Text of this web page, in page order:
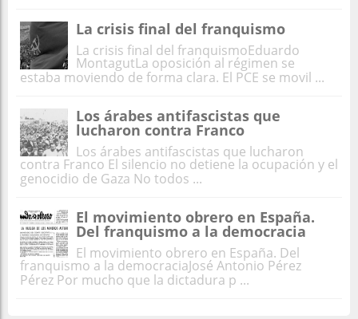
La crisis final del franquismo
La crisis final del franquismoEduardo
MontagutLa oposición al régimen se
estaba moviendo de forma clara. El PCE se movil ...
Los árabes antifascistas que
lucharon contra Franco
Los árabes antifascistas que lucharon
contra Franco El silencio no detiene la ocupación y el
genocidio de Gaza No todos ...
El movimiento obrero en España.
Del franquismo a la democracia
El movimiento obrero en España. Del
franquismo a la democraciaJosé Antonio Pérez
Pérez Por mucho que la dictadura p ...